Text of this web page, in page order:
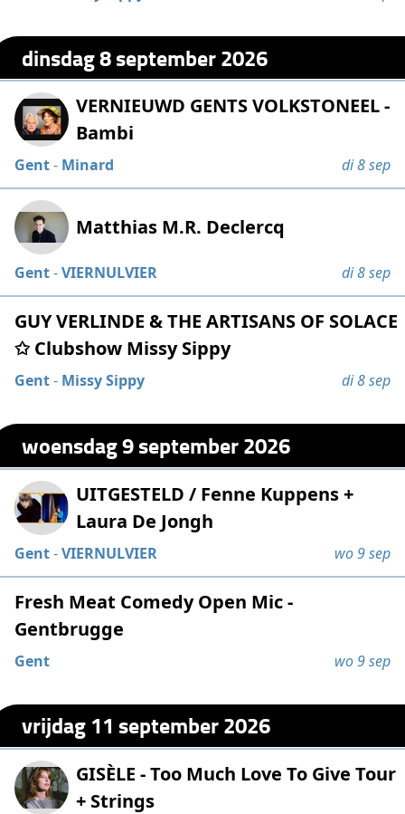
dinsdag 8 september 2026
VERNIEUWD GENTS VOLKSTONEEL -
Bambi
Gent- Minard di 8 sep
Matthias M.R. Declercq
Gent-VIERNULVIER di 8 sep
GUY VERLINDE & THE ARTISANS OF SOLACE
✩ Clubshow Missy Sippy
Gent- Missy Sippy di 8 sep
woensdag 9 september 2026
UITGESTELD / Fenne Kuppens +
Laura De Jongh
Gent-VIERNULVIER wo 9 sep
Fresh Meat Comedy Open Mic -
Gentbrugge
Gent wo 9 sep
vrijdag 11 september 2026
GISÈLE - Too Much Love To Give Tour
+ Strings